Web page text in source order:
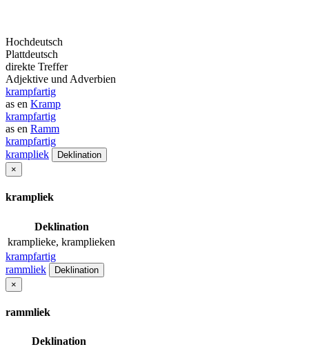
Hochdeutsch
Plattdeutsch
direkte Treffer
Adjektive und Adverbien
krampfartig
as en Kramp
krampfartig
as en Ramm
krampfartig
krampliek
Deklination
×
krampliek
Deklination
kramplieke, kramplieken
krampfartig
rammliek
Deklination
×
rammliek
Deklination